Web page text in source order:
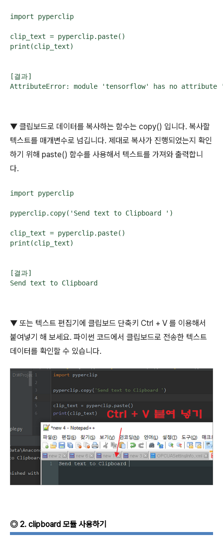
import pyperclip
clip_text = pyperclip.paste()
print(clip_text)
[결과]
AttributeError: module 'tensorflow' has no attribute
▼ 클립보드로 데이터를 복사하는 함수는 copy() 입니다. 복사할
텍스트를 매개변수로 넘깁니다. 제대로 복사가 진행되었는지 확인
하기 위해 paste() 함수를 사용해서 텍스트를 가져와 출력합니
다.
import pyperclip
pyperclip.copy('Send text to Clipboard ')
clip_text = pyperclip.paste()
print(clip_text)
[결과]
Send text to Clipboard
▼ 또는 텍스트 편집기에 클립보드 단축키 Ctrl + V 를 이용해서
붙여넣기 해 보세요. 파이썬 코드에서 클립보드로 전송한 텍스트
데이터를 확인할 수 있습니다.
◎ 2. clipboard 모듈 사용하기